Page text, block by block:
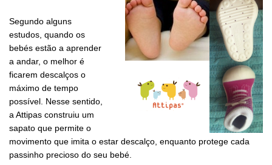
Segundo alguns
estudos, quando os
bebés estão a aprender
a andar, o melhor é
ficarem descalços o
máximo de tempo
possível. Nesse sentido,
a Attipas construiu um
sapato que permite o
movimento que imita o estar descalço, enquanto protege cada
passinho precioso do seu bebé.